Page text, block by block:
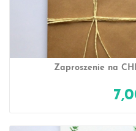
Zaproszenie na